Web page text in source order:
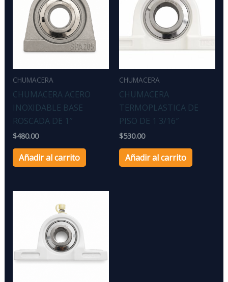
CHUMACERA
CHUMACERA ACERO
INOXIDABLE BASE
ROSCADA DE 1″
$480.00
Añadir al carrito
CHUMACERA
CHUMACERA
TERMOPLASTICA DE
PISO DE 1 3/16″
$530.00
Añadir al carrito